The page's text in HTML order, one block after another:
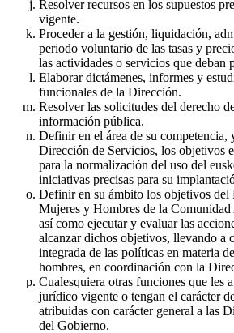
Resolver recursos en los supuestos
vigente.
Proceder a la gestión, liquidación,
periodo voluntario de las tasas y
las actividades o servicios que deban
Elaborar dictámenes, informes y
funcionales de la Dirección.
Resolver las solicitudes del derecho
información pública.
Definir en el área de su competencia,
Dirección de Servicios, los objetivos
para la normalización del uso del
iniciativas precisas para su
Definir en su ámbito los objetivos del
Mujeres y Hombres de la
así como ejecutar y evaluar las
alcanzar dichos objetivos, llevando a
integrada de las políticas en materia
hombres, en coordinación con la
Cualesquiera otras funciones que les
jurídico vigente o tengan el carácter
atribuidas con carácter general a las
del Gobierno.